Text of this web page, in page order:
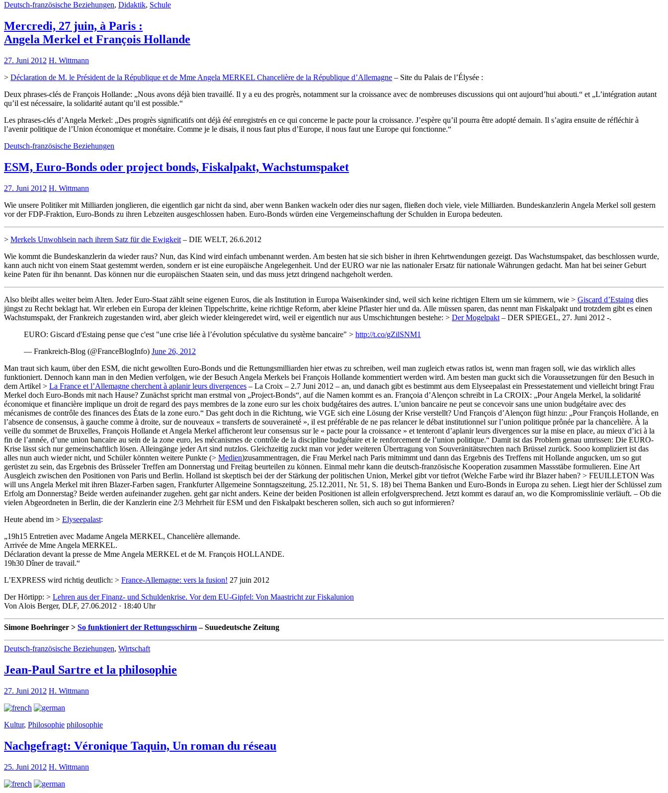
Deutsch-französische Beziehungen, Didaktik, Schule
Mercredi, 27 juin, à Paris :
Angela Merkel et François Hollande
27. Juni 2012 H. Wittmann
> Déclaration de M. le Président de la République et de Mme Angela MERKEL Chancelière de la République d’Allemagne – Site du Palais de l’Élysée :
Deux phrases-clés de François Hollande: „Nous avons déjà bien travaillé. Il y a eu des progrès, notamment sur la croissance avec de nombreuses discussions qui ont aujourd’hui abouti.“ et „L’intégration autant
qu’il est nécessaire, la solidarité autant qu’il est possible.“
Les phrases-clés d’Angela Merkel: „Des progrès significatifs ont déjà été enregistrés en ce qui concerne le pacte pour la croissance. J’espère qu’il pourra être adopté demain. Il s’agira ensuite de réfléchir à
l’avenir politique de l’Union économique et monétaire. Comme je le disais, il nous faut plus d’Europe, il nous faut une Europe qui fonctionne.“
Deutsch-französische Beziehungen
ESM, Euro-Bonds oder project bonds, Fiskalpakt, Wachstumspaket
27. Juni 2012 H. Wittmann
Wie unsere Politiker mit Milliarden jonglieren, die eigentlich gar nicht da sind, aber wenn Banken wackeln oder dies nur sagen, fließen doch viele, viele Milliarden. Bundeskanzlerin Angela Merkel soll gestern
vor der FDP-Fraktion, Euro-Bonds zu ihren Lebzeiten ausgeschlossen haben. Euro-Bonds würden eine Vergemeinschaftung der Schulden in Europa bedeuten.
> Merkels Unwohlsein nach ihrem Satz für die Ewigkeit – DIE WELT, 26.6.2012
Wie kommt die Bundeskanzlerin da wieder raus? Nun, das Kind wird einfach umbenannt werden. Am besten hat sie sich bisher in ihren Kehrtwendungen gezeigt. Das Wachstumspaket, das beschlossen wurde,
kann auch nicht von einem Staat gestemmt werden, sondern er ist eine europäische Angelegenheit. Und der EURO war nie las nationaler Ersatz für nationale Währungen gedacht. Man hat bei seiner Geburt
keine Paten für ihn benannt. Das können nur die europäischen Staaten sein, und das muss jetzt dringend nachgeholt werden.
Also bleibt alles weiter beim Alten. Jeder Euro-Staat zählt seine eigenen Euros, die als Institution in Europa Waisenkinder sind, weil sich keine richtigen Eltern um sie kümmern, wie > Giscard d’Estaing dies
jüngst zu Recht beklagt hat. Wir erleben ein Europa der kleinen Tippelschritte, keine richtige Reform, aber kleine Pflaster hier und da. Alle müssen sparen, das nennt man Fiskalpakt und trotzdem gibt es einen
Wachstumspakt, der Frankreich zugestanden wird, aber gleich wieder kleingeredet wird, weil er eigentlich nur aus Umschichtungen bestehe: > Der Mogelpakt – DER SPIEGEL, 27. Juni 2012 -.
EURO: Giscard d'Estaing pense que c'est "une crise liée à l’évolution spéculative du système bancaire" > http://t.co/gZilSNM1
— Frankreich-Blog (@FranceBlogInfo) June 26, 2012
Man traut sich kaum, über den ESM, die nicht gewollten Euro-Bonds und die Rettungsmilliarden hier etwas zu schreiben, weil man zugleich etwas ratlos ist, wenn man fragen soll, wie das wirklich alles
funktioniert. Dennoch kann man in den Medien verfolgen, wie der Besuch Angela Merkels bei François Hollande kommentiert werden wird. Am besten man guckt sich die Voraussetzungen für den Besuch in
dem Artikel > La France et l’Allemagne cherchent à aplanir leurs divergences – La Croix – 2.7 Juni 2012 – an, und danach gibt es bestimmt aus dem Elyseepalast ein Pressestatement und vielleicht bringt Frau
Merkel doch Euro-Bonds mit nach Hause? Zunächst spricht man erstmal von „Project-Bonds“, auf die Namen kommt es an. Françoia d’Alençon schreibt in La CROIX: „Pour Angela Merkel, la solidarité
économique et financière implique un droit de regard des pays membres de la zone euro sur les choix budgétaires des autres. L’union bancaire ne peut se concevoir sans une union budgétaire avec des
mécanismes de contrôle des finances des États de la zone euro.“ Das geht doch in die Richtung, wie VGE sich eine Lösung der Krise verstellt? Und François d’Alençon fügt hinzu: „Pour François Hollande, en
l’absence de consensus, à gauche comme à droite, sur de nouveaux « transferts de souveraineté », il est préférable de ne pas relancer le débat institutionnel sur l’union politique prônée par la chancelière. À la
veille du sommet de Bruxelles, François Hollande et Angela Merkel afficheront leur consensus sur le « pacte pour la croissance » et tenteront d’aplanir leurs divergences sur la mise en place, au mieux d’ici à la
fin de l’année, d’une union bancaire au sein de la zone euro, les mécanismes de contrôle de la discipline budgétaire et le renforcement de l’union politique.“ Damit ist das Problem genau umrissen: Die EURO-
Krise lässt sich nur gemeinschaftlich lösen. Alleingänge jeder Art sind nutzlos. Gleichzeitig zuckt man vor jeder weiteren Übertragung von Souveränitätsrechten nach Brüssel zurück. Sooo kompliziert ist das
alles nun auch wieder nicht, und Schüler könnten weitere Punkte (> Medien)zusammentragen, die Frau Merkel nach Paris mitnimmt und dann das Ergebnis des Treffens mit Hollande angucken, um so gut
gerüstet zu sein, das Ergebnis des Brüsseler Treffen am Donnerstag und Freitag beurteilen zu können. Einmal mehr kann die deutsch-französische Kooperation zusammen Massstäbe formulieren. Eine Art
Ausgleich zwischen den Positionen von Paris und Berlin. Holland ist skeptisch bei der der Stärkung der politischen Union, Merkel gibt vor tiefrot (Welche Farbe wird ihr Blazer haben? > FEUILLETON Was
will uns Angela Merkel mit ihren Blazer-Farben sagen, Frankfurter Allgemeine Sonntagszeitung, 25.12.2011, Nr. 51, S. 18) bei Thema Banken und Euro-Bonds in Europa zu sehen. Liegt hier der Schlüssel zum
Erfolg am Donnerstag? Beide werden aufeinander zugehen. geht gar nicht anders. Keine der beiden Positionen ist allein erfolgversprechend. Jetzt kommt es darauf an, wo die Kompromisslinie verläuft. – Ob die
vielen Abgeordneten in Berlin, die der Kanzlerin eine 2/3 Mehrheit für ESM und den Fiskalpakt bescheren sollen, sich auch so gut informieren?
Heute abend im > Elyseepalast:
„19h15 Entretien avec Madame Angela MERKEL, Chancelière allemande.
Arrivée de Mme Angela MERKEL.
Déclaration devant la presse de Mme Angela MERKEL et de M. François HOLLANDE.
19h30 Dîner de travail.“
L’EXPRESS wird richtig deutlich: > France-Allemagne: vers la fusion! 27 juin 2012
Der Hörtipp: > Lehren aus der Finanz- und Schuldenkrise. Vor dem EU-Gipfel: Von Maastricht zur Fiskalunion
Von Alois Berger, DLF, 27.06.2012 · 18:40 Uhr
Simone Boehringer > So funktioniert der Rettungsschirm– Suuedeutsche Zeitung
Deutsch-französische Beziehungen, Wirtschaft
Jean-Paul Sartre et la philosophie
27. Juni 2012 H. Wittmann
Kultur, Philosophie philosophie
Nachgefragt: Véronique Taquin, Un roman du réseau
25. Juni 2012 H. Wittmann